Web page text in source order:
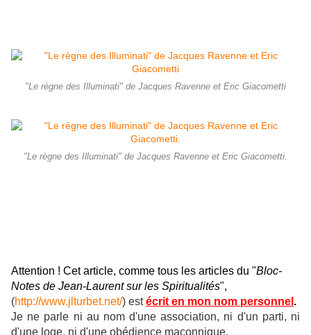
"Le règne des Illuminati" de Jacques Ravenne et Eric Giacometti
"Le règne des Illuminati" de Jacques Ravenne et Eric Giacometti.
Attention ! Cet article, comme tous les articles du "Bloc-
Notes de Jean-Laurent sur les Spiritualités",
(http://www.jlturbet.net/) estécrit en mon nom personnel .
Je ne parle ni au nom d'une association, ni d'un parti, ni
d'une loge, ni d'une obédience maçonnique.